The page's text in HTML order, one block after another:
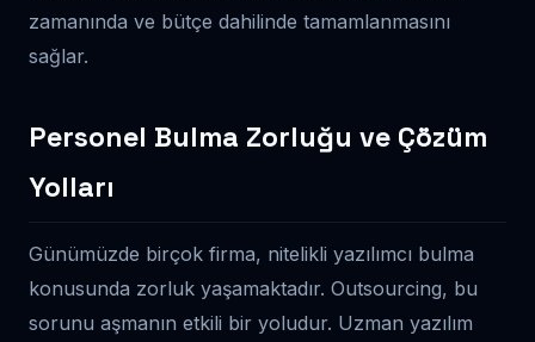
zamanında ve bütçe dahilinde tamamlanmasını
sağlar.
Personel Bulma Zorluğu ve Çözüm
Yolları
Günümüzde birçok firma, nitelikli yazılımcı bulma
konusunda zorluk yaşamaktadır. Outsourcing, bu
sorunu aşmanın etkili bir yoludur. Uzman yazılım